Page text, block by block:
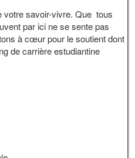
votre savoir-vivre. Que tous
par ici ne se sente pas
à cœur pour le soutient dont
de carrière estudiantine